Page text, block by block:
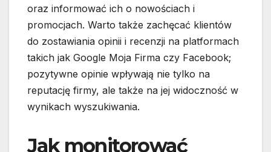
oraz informować ich o nowościach i
promocjach. Warto także zachęcać klientów
do zostawiania opinii i recenzji na platformach
takich jak Google Moja Firma czy Facebook;
pozytywne opinie wpływają nie tylko na
reputację firmy, ale także na jej widoczność w
wynikach wyszukiwania.
Jak monitorować